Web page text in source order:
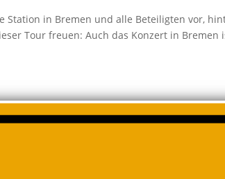
Station in Bremen und alle Beteiligten vor,
Tour freuen: Auch das Konzert in Bremen